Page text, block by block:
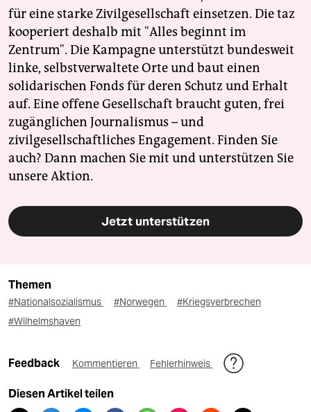
für eine starke Zivilgesellschaft einsetzen. Die taz
kooperiert deshalb mit "Alles beginnt im
Zentrum". Die Kampagne unterstützt bundesweit
linke, selbstverwaltete Orte und baut einen
solidarischen Fonds für deren Schutz und Erhalt
auf. Eine offene Gesellschaft braucht guten, frei
zugänglichen Journalismus – und
zivilgesellschaftliches Engagement. Finden Sie
auch? Dann machen Sie mit und unterstützen Sie
unsere Aktion.
Jetzt unterstützen
Themen
#Nationalsozialismus #Norwegen
#Kriegsverbrechen
#Wilhelmshaven
Feedback Kommentieren Fehlerhinweis
Diesen Artikel teilen